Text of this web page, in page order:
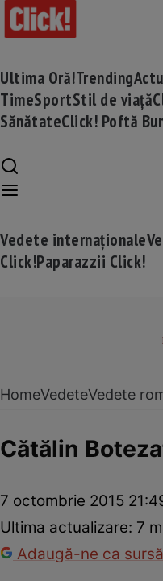
Ultima Oră!Trending
TimeSportStil de viață
SănătateClick! Poftă
Vedete internaționale
Click!Paparazzii Click!
HomeVedeteVedete
Cătălin
7 octombrie 2015
Ultima actualizare: 7
Adaugă-ne ca